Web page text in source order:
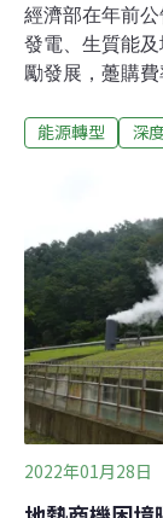
經濟部在年前
發電、生質能
勵發展，躉購
持每度3~6元
備啟用該年起
估投資效益。
發電技術等成
發場址和型態
發展，也有差
還有原民地區
發電、生質能
力在2021年首
規模更高的躉
能源轉型 深
2022年01月28日